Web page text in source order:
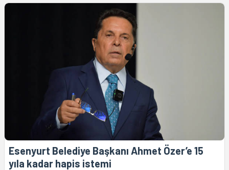
Esenyurt Belediye Başkanı Ahmet Özer’e 15
yıla kadar hapis istemi